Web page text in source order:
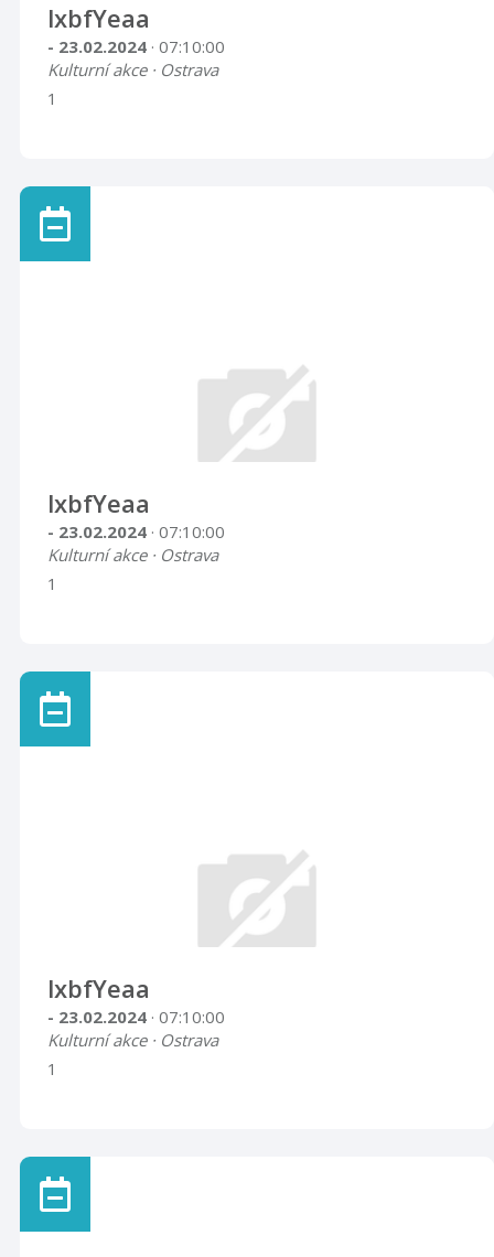
lxbfYeaa
- 23.02.2024 · 07:10:00
Kulturní akce · Ostrava
1
lxbfYeaa
- 23.02.2024 · 07:10:00
Kulturní akce · Ostrava
1
lxbfYeaa
- 23.02.2024 · 07:10:00
Kulturní akce · Ostrava
1